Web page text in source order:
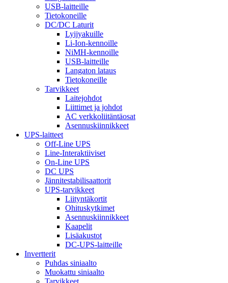
USB-laitteille
Tietokoneille
DC/DC Laturit
Lyijyakuille
Li-Ion-kennoille
NiMH-kennoille
USB-laitteille
Langaton lataus
Tietokoneille
Tarvikkeet
Laitejohdot
Liittimet ja johdot
AC verkkoliitäntäosat
Asennuskiinnikkeet
UPS-laitteet
Off-Line UPS
Line-Interaktiiviset
On-Line UPS
DC UPS
Jännitestabilisaattorit
UPS-tarvikkeet
Liityntäkortit
Ohituskytkimet
Asennuskiinnikkeet
Kaapelit
Lisäakustot
DC-UPS-laitteille
Invertterit
Puhdas siniaalto
Muokattu siniaalto
Tarvikkeet